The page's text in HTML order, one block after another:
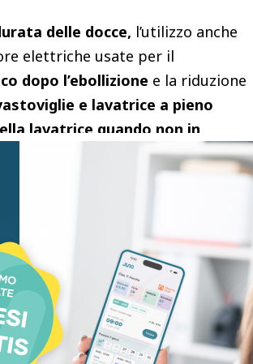
delle docce, l’utilizzo anche
elettriche usate per il
dopo l’ebollizione e la riduzione
e lavatrice a pieno
lavatrice quando non in
funzione a basso consumo del
by TV, decoder, DVD, la
pasta cotta ad acqua calda e
“.
E a Rai Tre “Come si può vedere
Si può abbassare di due gradi la
invece che 15 giorni.C’è una certa